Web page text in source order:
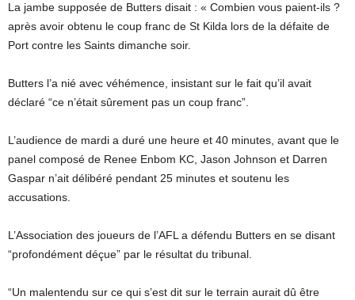
La jambe supposée de Butters disait : « Combien vous paient-ils ?
après avoir obtenu le coup franc de St Kilda lors de la défaite de
Port contre les Saints dimanche soir.
Butters l’a nié avec véhémence, insistant sur le fait qu’il avait
déclaré “ce n’était sûrement pas un coup franc”.
L’audience de mardi a duré une heure et 40 minutes, avant que le
panel composé de Renee Enbom KC, Jason Johnson et Darren
Gaspar n’ait délibéré pendant 25 minutes et soutenu les
accusations.
L’Association des joueurs de l’AFL a défendu Butters en se disant
“profondément déçue” par le résultat du tribunal.
“Un malentendu sur ce qui s’est dit sur le terrain aurait dû être